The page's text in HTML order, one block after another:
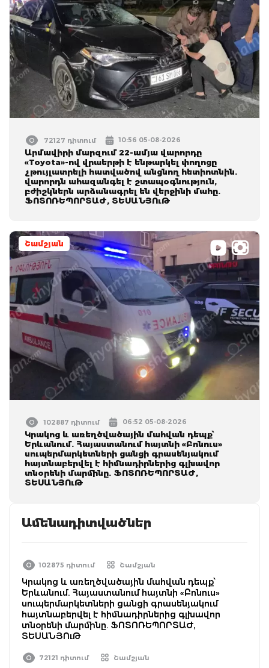
72127 դիտում 10:56 05-08-2026
Արմավիրի մարզում 22-ամյա վարորդը
«Toyota»-ով վրաերթի է ենթարկել փողոցը
չթույլատրելի հատվածով անցնող հետիոտնին.
վարորդն ահազանգել է շտապօգնություն,
բժիշկներն արձանագրել են վերջինի մահը.
ՖՈՏՈՌԵՊՈՐՏԱԺ, ՏԵՍԱՆՅՈւԹ
Շամշյան
102887 դիտում 06:52 05-08-2026
Կրակոց և առեղծվածային մահվան դեպք՝
Երևանում. Հայաստանում հայտնի «Բոնուս»
սուպերմարկետների ցանցի գրասենյակում
հայտնաբերվել է հիմնադիրներից գլխավոր
տնօրենի մարմինը. ՖՈՏՈՌԵՊՈՐՏԱԺ,
ՏԵՍԱՆՅՈւԹ
Ամենադիտվածներ
102875 դիտում Շամշյան
Կրակոց և առեղծվածային մահվան դեպք՝
Երևանում. Հայաստանում հայտնի «Բոնուս»
սուպերմարկետների ցանցի գրասենյակում
հայտնաբերվել է հիմնադիրներից գլխավոր
տնօրենի մարմինը. ՖՈՏՈՌԵՊՈՐՏԱԺ,
ՏԵՍԱՆՅՈւԹ
72121 դիտում Շամշյան